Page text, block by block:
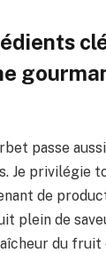
passe
Je privilégie
de
plein de
du